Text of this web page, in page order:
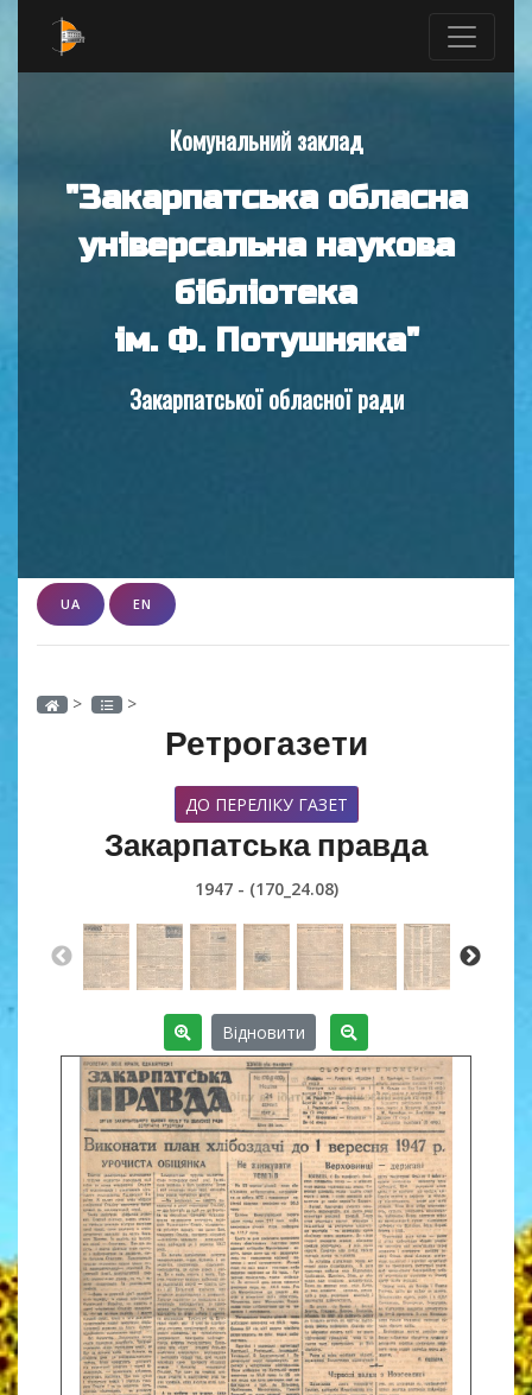
Комунальний заклад
"Закарпатська обласна
універсальна наукова
бібліотека
ім. Ф. Потушняка"
Закарпатської обласної ради
UA EN
> >
Ретрогазети
ДО ПЕРЕЛІКУ ГАЗЕТ
Закарпатська правда
1947 - (170_24.08)
Відновити